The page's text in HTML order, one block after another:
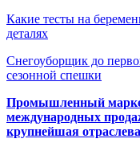
Какие тесты на
деталях
Снегоуборщик до
сезонной спешки
Промышленный
международных
крупнейшая